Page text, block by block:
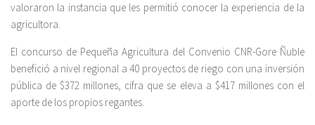
valoraron la instancia que les permitió conocer la experiencia de la
agricultora.
El concurso de Pequeña Agricultura del Convenio CNR-Gore Ñuble
benefició a nivel regional a 40 proyectos de riego con una inversión
pública de $372 millones, cifra que se eleva a $417 millones con el
aporte de los propios regantes.